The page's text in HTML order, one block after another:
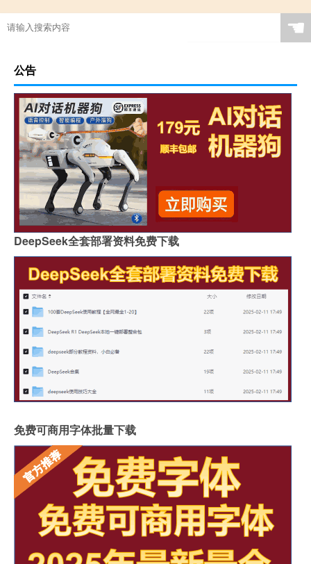
☚
公告
DeepSeek全套部署资料免费下载
免费可商用字体批量下载